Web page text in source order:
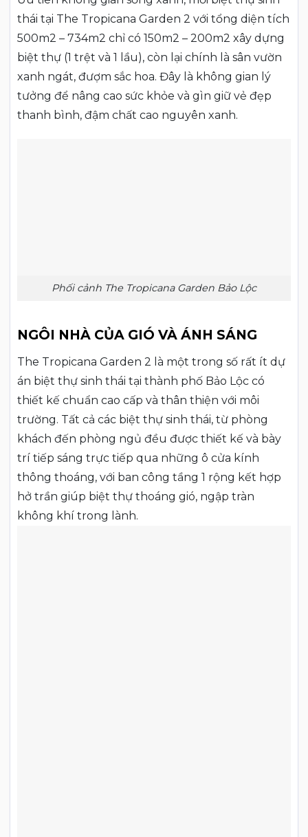
thái tại The Tropicana Garden 2 với tổng diện tích
500m2 – 734m2 chỉ có 150m2 – 200m2 xây dựng
biệt thự (1 trệt và 1 lầu), còn lại chính là sân vườn
xanh ngát, đượm sắc hoa. Đây là không gian lý
tưởng để nâng cao sức khỏe và gìn giữ vẻ đẹp
thanh bình, đậm chất cao nguyên xanh.
Phối cảnh The Tropicana Garden Bảo Lộc
NGÔI NHÀ CỦA GIÓ VÀ ÁNH SÁNG
The Tropicana Garden 2 là một trong số rất ít dự
án biệt thự sinh thái tại thành phố Bảo Lộc có
thiết kế chuẩn cao cấp và thân thiện với môi
trường. Tất cả các biệt thự sinh thái, từ phòng
khách đến phòng ngủ đều được thiết kế và bày
trí tiếp sáng trực tiếp qua những ô cửa kính
thông thoáng, với ban công tầng 1 rộng kết hợp
hở trần giúp biệt thự thoáng gió, ngập tràn
không khí trong lành.